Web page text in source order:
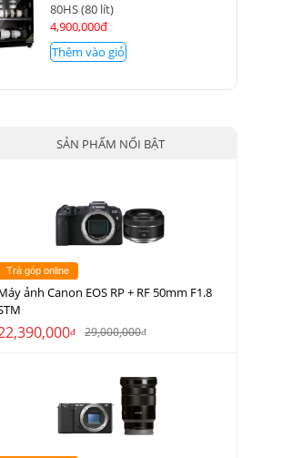
80HS (80 lít)
4,900,000đ
Thêm vào giỏ
SẢN PHẨM NỔI BẬT
Trả góp online
ảnh Canon EOS RP + RF 50mm F1.8
đ 29,000,000đ